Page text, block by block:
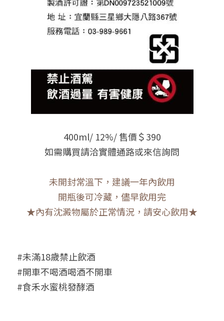
400ml/ 12%/ 售價＄390
如需購買請洽實體通路或來信詢問
未開封常溫下，建議一年內飲用
開瓶後可冷藏，儘早飲用完
★內有沈澱物屬於正常情況，請安心飲用★
#未滿18歲禁止飲酒
#開車不喝酒喝酒不開車
#食禾水蜜桃發酵酒